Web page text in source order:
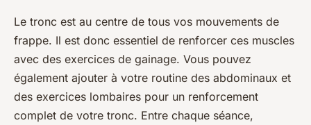
Le tronc est au centre de tous vos mouvements de
frappe. Il est donc essentiel de renforcer ces muscles
avec des exercices de gainage. Vous pouvez
également ajouter à votre routine des abdominaux et
des exercices lombaires pour un renforcement
complet de votre tronc. Entre chaque séance,